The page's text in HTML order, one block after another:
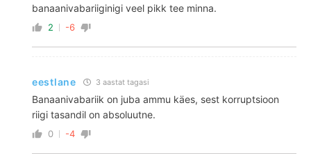
banaanivabariiginigi veel pikk tee minna.
2 -6
eestlane 3 aastat tagasi
Banaanivabariik on juba ammu käes, sest korruptsioon
riigi tasandil on absoluutne.
0 -4